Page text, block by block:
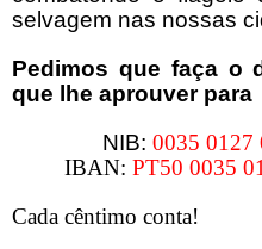
selvagem nas nossas
Pedimos que faça o
que lhe aprouver para
NIB: 0035 0127
IBAN: PT50 0035
Cada cêntimo conta!